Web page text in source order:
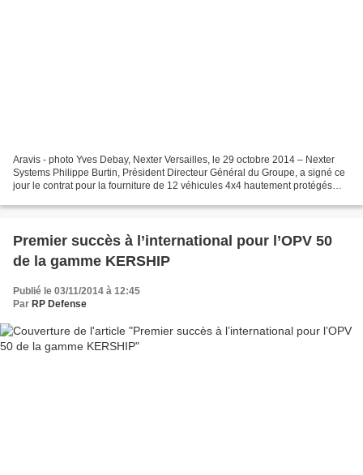
Aravis - photo Yves Debay, Nexter Versailles, le 29 octobre 2014 – Nexter
Systems Philippe Burtin, Président Directeur Général du Groupe, a signé ce
jour le contrat pour la fourniture de 12 véhicules 4x4 hautement protégés
Premier succès à l’international pour l’OPV 50
de la gamme KERSHIP
Publié le 03/11/2014 à 12:45
Par RP Defense